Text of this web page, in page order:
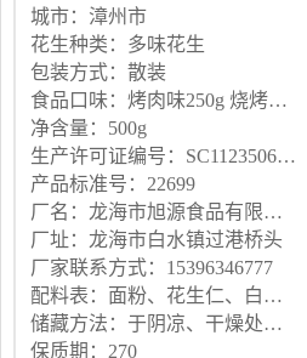
城市：漳州市
花生种类：多味花生
包装方式：散装
食品口味：烤肉味250g 烧烤味250g 香辣味250g 原味250g 烧烤味500g 烤肉味500g 香辣味500g 原味500g (烤肉+ 烧烤+香辣+原味)共500g
净含量：500g
生产许可证编号：SC11235068104106
产品标准号：22699
厂名：龙海市旭源食品有限公司
厂址：龙海市白水镇过港桥头
厂家联系方式：15396346777
配料表：面粉、花生仁、白砂糖、食用植物油、烧烤粉、食用盐、味精、食品添加剂
储藏方法：于阴凉、干燥处贮存
保质期：270